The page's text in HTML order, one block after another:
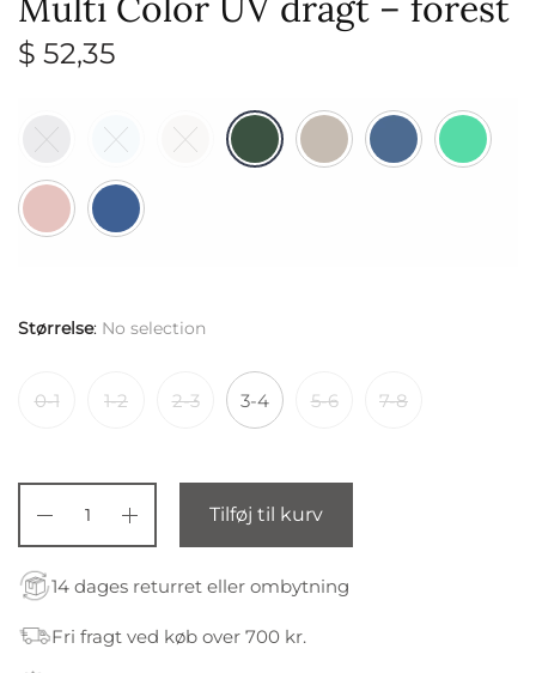
$ 52,35
Størrelse: No selection
0-1 1-2 2-3 3-4 5-6 7-8
Tilføj til kurv
14 dages returret eller ombytning
Fri fragt ved køb over 700 kr.